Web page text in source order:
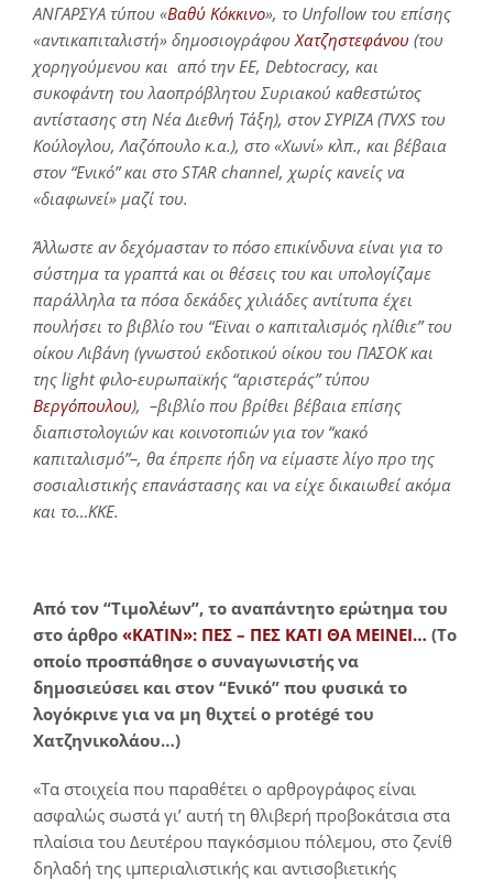
ΑΝΓΑΡΣΥΑ τύπου «Βαθύ Κόκκινο», το Unfollow του επίσης
«αντικαπιταλιστή» δημοσιογράφου Χατζηστεφάνου (του
χορηγούμενου και από την ΕΕ, Debtocracy, και
συκοφάντη του λαοπρόβλητου Συριακού καθεστώτος
αντίστασης στη Νέα Διεθνή Τάξη), στον ΣΥΡΙΖΑ (TVXS του
Κούλογλου, Λαζόπουλο κ.α.), στο «Χωνί» κλπ., και βέβαια
στον “Ενικό” και στο STAR channel, χωρίς κανείς να
«διαφωνεί» μαζί του.
Άλλωστε αν δεχόμασταν το πόσο επικίνδυνα είναι για το
σύστημα τα γραπτά και οι θέσεις του και υπολογίζαμε
παράλληλα τα πόσα δεκάδες χιλιάδες αντίτυπα έχει
πουλήσει το βιβλίο του “Εϊναι ο καπιταλισμός ηλίθιε” του
οίκου Λιβάνη (γνωστού εκδοτικού οίκου του ΠΑΣΟΚ και
της light φιλο-ευρωπαϊκής “αριστεράς” τύπου
Βεργόπουλου), –βιβλίο που βρίθει βέβαια επίσης
διαπιστολογιών και κοινοτοπιών για τον “κακό
καπιταλισμό”–, θα έπρεπε ήδη να είμαστε λίγο προ της
σοσιαλιστικής επανάστασης και να είχε δικαιωθεί ακόμα
και το…ΚΚΕ.
Από τον “Τιμολέων”, το αναπάντητο ερώτημα του
στο άρθρο «ΚΑΤΙΝ»: ΠΕΣ – ΠΕΣ ΚΑΤΙ ΘΑ ΜΕΙΝΕΙ… (Το
οποίο προσπάθησε ο συναγωνιστής να
δημοσιεύσει και στον “Ενικό” που φυσικά το
λογόκρινε για να μη θιχτεί ο protégé του
Χατζηνικολάου…)
«Τα στοιχεία που παραθέτει ο αρθρογράφος είναι
ασφαλώς σωστά γι’ αυτή τη θλιβερή προβοκάτσια στα
πλαίσια του Δευτέρου παγκόσμιου πόλεμου, στο ζενίθ
δηλαδή της ιμπεριαλιστικής και αντισοβιετικής